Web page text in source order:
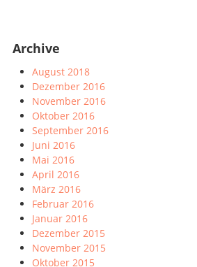
Archive
August 2018
Dezember 2016
November 2016
Oktober 2016
September 2016
Juni 2016
Mai 2016
April 2016
März 2016
Februar 2016
Januar 2016
Dezember 2015
November 2015
Oktober 2015